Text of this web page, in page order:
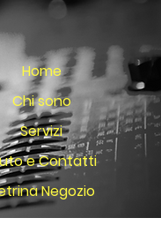
Home
Chi sono
Servizi
e Contatti
Negozio